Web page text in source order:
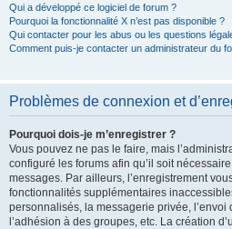
Qui a développé ce logiciel de forum ?
Pourquoi la fonctionnalité X n’est pas disponible ?
Qui contacter pour les abus ou les questions
Comment puis-je contacter un administrateur du
Problèmes de connexion et
Pourquoi dois-je m’enregistrer ?
Vous pouvez ne pas le faire, mais
configuré les forums afin qu’il soit
messages. Par ailleurs, l’enregistrement
fonctionnalités supplémentaires
personnalisés, la messagerie privée,
l’adhésion à des groupes, etc. La création